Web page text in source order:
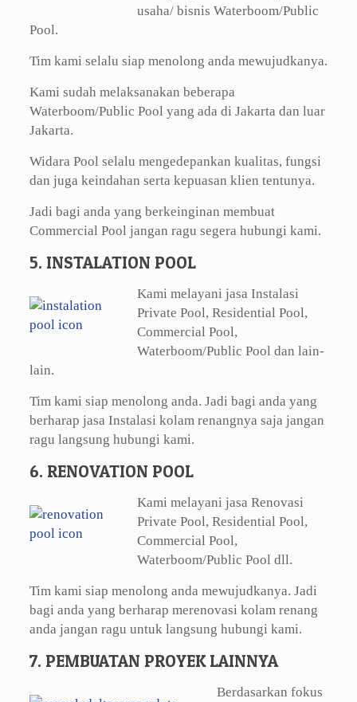
usaha/ bisnis Waterboom/Public
Pool.
Tim kami selalu siap menolong anda mewujudkanya.
Kami sudah melaksanakan beberapa
Waterboom/Public Pool yang ada di Jakarta dan luar
Jakarta.
Widara Pool selalu mengedepankan kualitas, fungsi
dan juga keindahan serta kepuasan klien tentunya.
Jadi bagi anda yang berkeinginan membuat
Commercial Pool jangan ragu segera hubungi kami.
5. INSTALATION POOL
Kami melayani jasa Instalasi
Private Pool, Residential Pool,
Commercial Pool,
Waterboom/Public Pool dan lain-
lain.
Tim kami siap menolong anda. Jadi bagi anda yang
berharap jasa Instalasi kolam renangnya saja jangan
ragu langsung hubungi kami.
6. RENOVATION POOL
Kami melayani jasa Renovasi
Private Pool, Residential Pool,
Commercial Pool,
Waterboom/Public Pool dll.
Tim kami siap menolong anda mewujudkanya. Jadi
bagi anda yang berharap merenovasi kolam renang
anda jangan ragu untuk langsung hubungi kami.
7. PEMBUATAN PROYEK LAINNYA
Berdasarkan fokus